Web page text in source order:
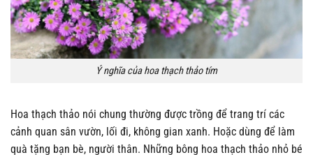
Ý nghĩa của hoa thạch thảo tím
Hoa thạch thảo nói chung thường được trồng để trang trí các
cảnh quan sân vườn, lối đi, không gian xanh. Hoặc dùng để làm
quà tặng bạn bè, người thân. Những bông hoa thạch thảo nhỏ bé